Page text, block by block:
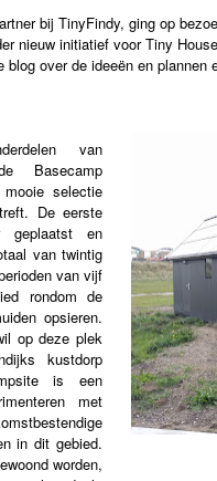
bij TinyFindy, ging op
nieuw initiatief voor Tiny
blog over de ideeën en
van
Basecamp
selectie
De eerste
en
van twintig
van vijf
rondom de
opsieren.
op deze plek
kustdorp
is een
met
in dit gebied.
worden,